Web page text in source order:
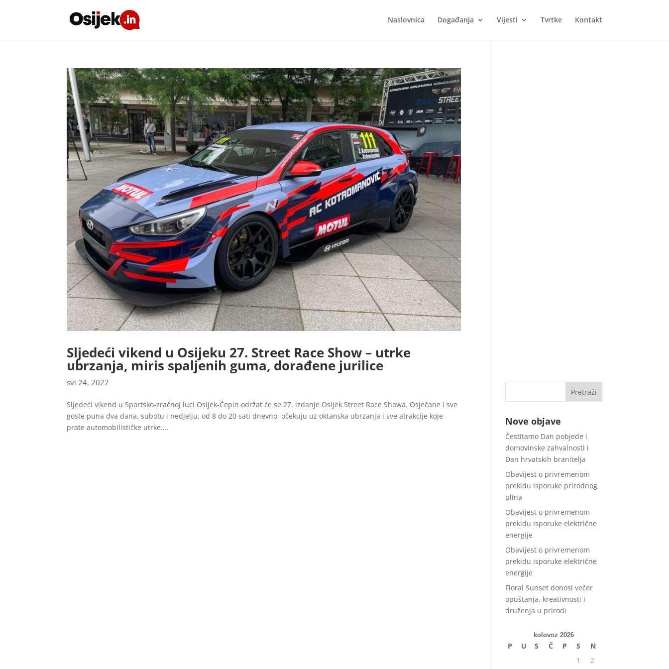
Naslovnica Događanja Vijesti Tvrtke Kontakt
Sljedeći vikend u Osijeku 27. Street Race Show – utrke
ubrzanja, miris spaljenih guma, dorađene jurilice
svi 24, 2022
Sljedeći vikend u Sportsko-zračnoj luci Osijek-Čepin održat će se 27. izdanje Osijek Street Race Showa. Osječane i sve
goste puna dva dana, subotu i nedjelju, od 8 do 20 sati dnevno, očekuju uz oktanska ubrzanja i sve atrakcije koje
prate automobilističke utrke....
Nove objave
Čestitamo Dan pobjede i
domovinske zahvalnosti i
Dan hrvatskih branitelja
Obavijest o privremenom
prekidu isporuke prirodnog
plina
Obavijest o privremenom
prekidu isporuke električne
energije
Obavijest o privremenom
prekidu isporuke električne
energije
Floral Sunset donosi večer
opuštanja, kreativnosti i
druženja u prirodi
kolovoz 2026
P U S Č P S
N
1
2